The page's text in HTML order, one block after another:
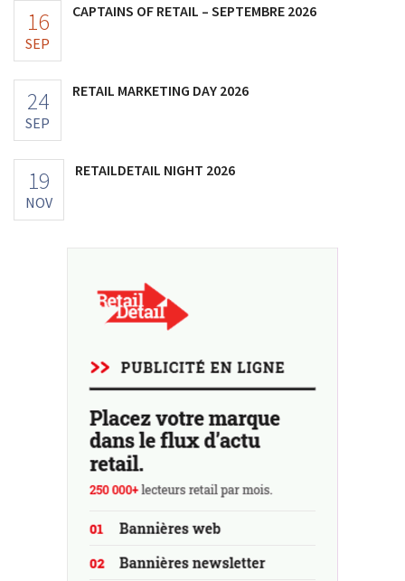
16
SEP
CAPTAINS OF RETAIL – SEPTEMBRE 2026
24
SEP
RETAIL MARKETING DAY 2026
19
NOV
RETAILDETAIL NIGHT 2026